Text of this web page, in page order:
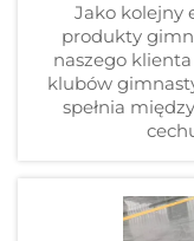
Jako kolejny
produkty
naszego
klubów
spełnia